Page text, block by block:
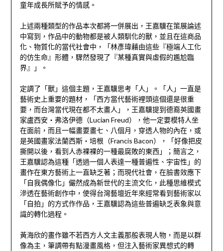
童年成長所賦予的情感。
上述兩種類型的作品本次都將一併展出，王嘉驥在策展論述
中寫到，作品中的動物都是被人類馴化的獸，並且在這商品
化、物質化的當代社會中，「林彥瑋藉由這些『極端人工化
的仿生命』形體，驟然發現了『某種真實與虛假的尷尬臨
界』」。
定調了「獸」這個主題，王嘉驥思考「人」。「人」一直是
藝術史上重要的題材，「西方當代藝術裡頭這個還是很重
要，而台灣當代現在都不太畫人」，王嘉驥提到德裔英國畫
家盧西安‧弗洛伊德（Lucian Freud），他一定要模特人坐
在面前，而且一幅畫要畫七、八個月，穿透人物的內在，或
是英國畫家法蘭西斯‧培根（Francis Bacon），「好像把皮
撕開以後，看到人赤裸裸的一種最腐敗的東西」；簡言之，
王嘉驥認為這種「透過一個人表達一種普遍性、宇宙性」的
畫作在東方藝術上一直缺乏著；而現代社會，在臉書效應下
「自我偶像化」儼然成為新世代的主流文化，此種思維模式
滲透在藝術創作中，使得台灣藝壇近年來經常看到藝術家以
「自拍」的方式作作品，王嘉驥認為這些普遍缺乏表象與意
識的轉化過程。
黃海欣的畫作雖不若西方人文主義那般表現人物，而是以群
像為主，筆調帶有點漫畫風格，但注入藝術家異想式的轉